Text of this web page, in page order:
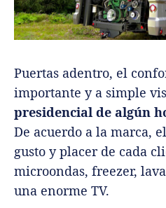
Puertas adentro, el
importante y a simple
presidencial de algún
De acuerdo a la marca,
gusto y placer de cada
microondas, freezer,
una enorme TV.